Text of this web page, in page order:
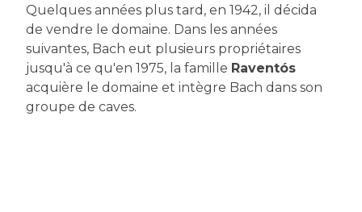
Quelques années plus tard, en 1942, il décida
de vendre le domaine. Dans les années
suivantes, Bach eut plusieurs propriétaires
jusqu'à ce qu'en 1975, la famille Raventós
acquière le domaine et intègre Bach dans son
groupe de caves.